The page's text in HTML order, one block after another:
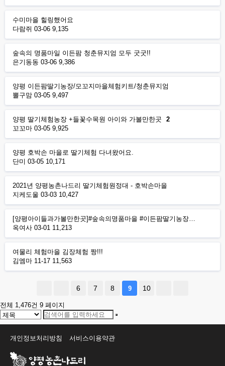
수미마을 힐링했어요
다람쥐 03-06 9,135
숲속의 명품마일 이든팜 청춘뮤지엄 모두 굿굿!!
은기동동 03-06 9,386
양평 이든팜딸기농장/모꼬지마을체험키트/청춘뮤지엄
뽈구맘 03-05 9,497
양평 딸기체험농장 +들꽃수목원 아이와 가볼만한곳
2
꼬꼬마 03-05 9,925
양평 호박손 마을로 딸기체험 다녀왔어요.
단미 03-05 10,171
2021년 양평농촌나드리 딸기체험원정대 - 호박손마을
지케도울 03-03 10,427
[양평아이들과가볼만한곳]#숲속의명품마을 #이든팜딸기농장…
옥여사 03-01 11,213
여물리 체험마을 김장체험 짱!!!
김엠마 11-17 11,563
6 7 8 9 10
전체 1,476건 9 페이지
개인정보처리방침 서비스이용약관